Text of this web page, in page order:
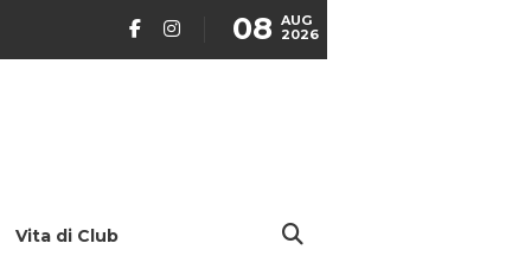
08 AUG
2026
Vita di Club